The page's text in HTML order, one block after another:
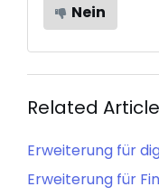
Nein
Related
Erweiterung für
Erweiterung für